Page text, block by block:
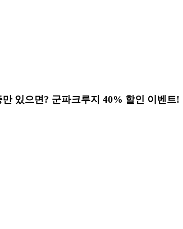
만 있으면? 군파크루지 40% 할인 이벤트!